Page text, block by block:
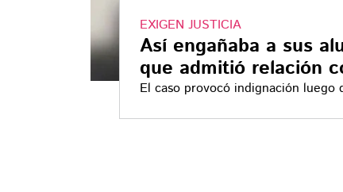
EXIGEN JUSTICIA
Así engañaba a sus
que admitió relación
El caso provocó indignación